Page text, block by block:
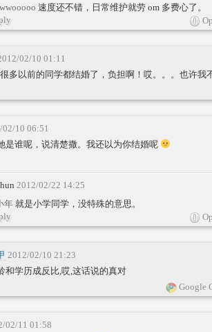
速度还不错，日常维护就劳 om 多费心了。
02/10 01:11
多以前的同学都结婚了，负担啊！哎。。。也许我
02/10 06:51
是谁呢，说清楚撒。我还以为你结婚呢
2012/02/22 14:25
年 就是小学同学，没特殊的意思。
2012/02/10 21:23
和学历成反比,哎,这话说的真对
Google
02/11 01:58